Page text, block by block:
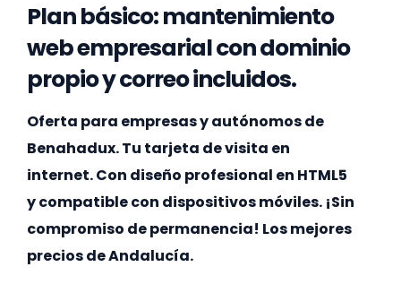
Plan básico: mantenimiento
web empresarial con dominio
propio y correo incluidos.
Oferta para empresas y autónomos de
Benahadux. Tu tarjeta de visita en
internet. Con diseño profesional en HTML5
y compatible con dispositivos móviles. ¡Sin
compromiso de permanencia! Los mejores
precios de Andalucía.